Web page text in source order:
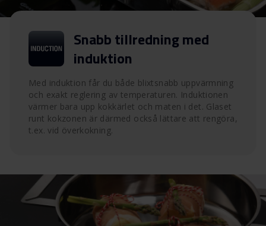
Snabb tillredning med
induktion
Med induktion får du både blixtsnabb uppvärmning
och exakt reglering av temperaturen. Induktionen
värmer bara upp kokkärlet och maten i det. Glaset
runt kokzonen är därmed också lättare att rengöra,
t.ex. vid överkokning.